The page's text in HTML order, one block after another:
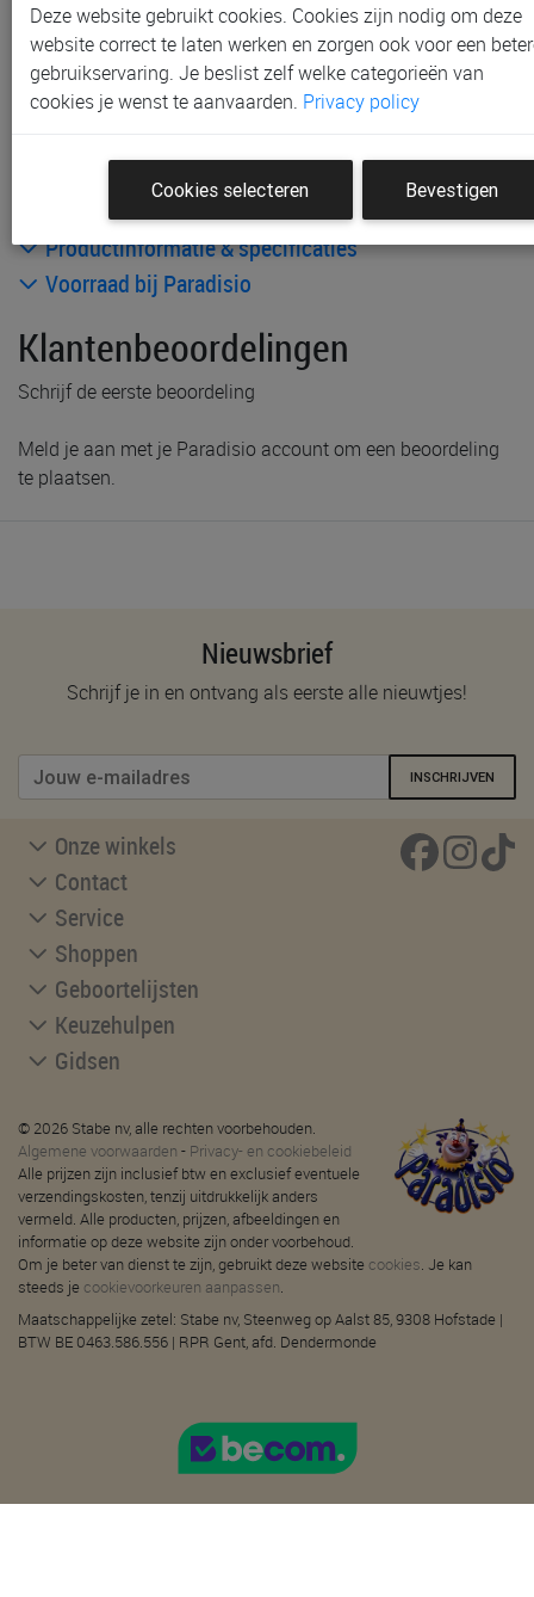
Andere artikelen uit deze collectie:
Productinformatie & specificaties
Voorraad bij Paradisio
Klantenbeoordelingen
Schrijf de eerste beoordeling
Meld je aan met je Paradisio account om een beoordeling
te plaatsen.
Nieuwsbrief
Schrijf je in en ontvang als eerste alle nieuwtjes!
INSCHRIJVEN
Onze winkels
Contact
Service
Shoppen
Geboortelijsten
Keuzehulpen
Gidsen
© 2026 Stabe nv, alle rechten voorbehouden.
Algemene voorwaarden - Privacy- en cookiebeleid
Alle prijzen zijn inclusief btw en exclusief eventuele
verzendingskosten, tenzij uitdrukkelijk anders
vermeld. Alle producten, prijzen, afbeeldingen en
informatie op deze website zijn onder voorbehoud.
Om je beter van dienst te zijn, gebruikt deze website cookies. Je kan
steeds je cookievoorkeuren aanpassen.
Maatschappelijke zetel: Stabe nv, Steenweg op Aalst 85, 9308 Hofstade |
BTW BE 0463.586.556 | RPR Gent, afd. Dendermonde
Deze website gebruikt cookies. Cookies zijn nodig om deze
website correct te laten werken en zorgen ook voor een
gebruikservaring. Je beslist zelf welke categorieën van
cookies je wenst te aanvaarden. Privacy policy
Cookies selecteren Bevestigen